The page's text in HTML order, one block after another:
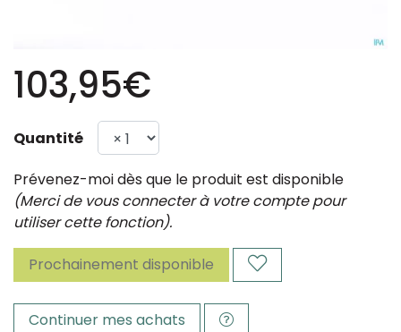
103,95€
Quantité
Prévenez-moi dès que le produit est disponible
(Merci de vous connecter à votre compte pour
utiliser cette fonction).
Prochainement disponible
Continuer mes achats